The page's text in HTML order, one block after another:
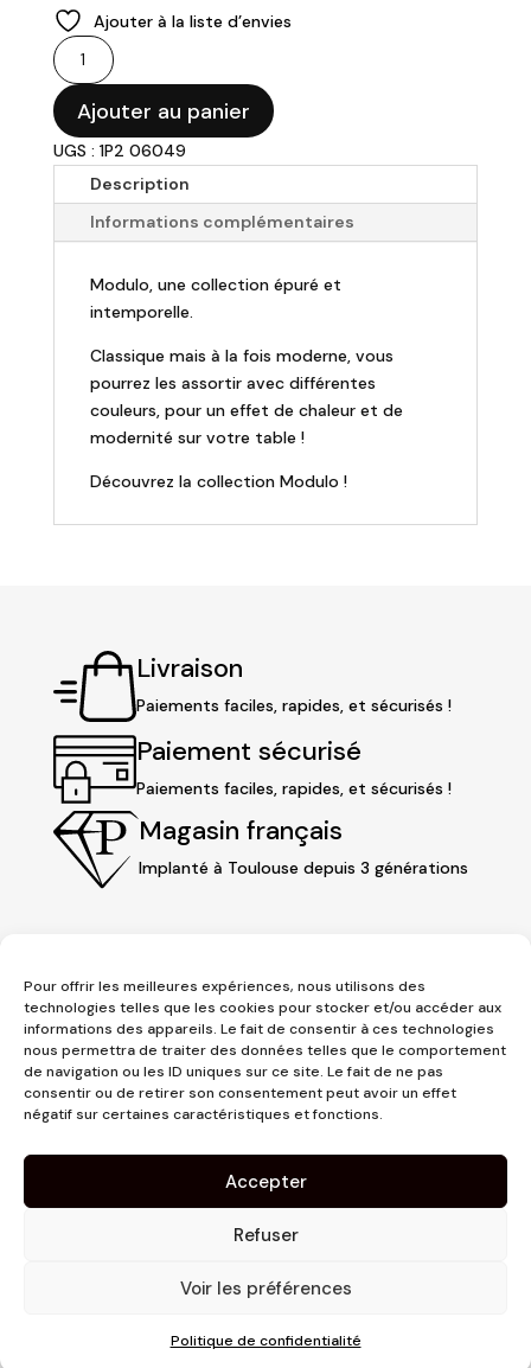
Pour offrir les meilleures expériences, nous utilisons des
technologies telles que les cookies pour stocker et/ou accéder aux
informations des appareils. Le fait de consentir à ces technologies
nous permettra de traiter des données telles que le comportement
de navigation ou les ID uniques sur ce site. Le fait de ne pas
consentir ou de retirer son consentement peut avoir un effet
négatif sur certaines caractéristiques et fonctions.
Accepter
Refuser
Voir les préférences
Politique de confidentialité
Ajouter à la liste d’envies
quantité
de
Degrenne
-
Assiette
Modulo
Ajouter au panier
UGS : 1P2 06049
Description
Informations complémentaires
Modulo, une collection épuré et
intemporelle.
Classique mais à la fois moderne, vous
pourrez les assortir avec différentes
couleurs, pour un effet de chaleur et de
modernité sur votre table !
Découvrez la collection Modulo !
Livraison
Paiements faciles, rapides, et sécurisés !
Paiement sécurisé
Paiements faciles, rapides, et sécurisés !
Magasin français
Implanté à Toulouse depuis 3 générations
3 place Jeanne d'Arc
31000 Toulouse
contact@pujolmaison.com
05 62 73 70 73